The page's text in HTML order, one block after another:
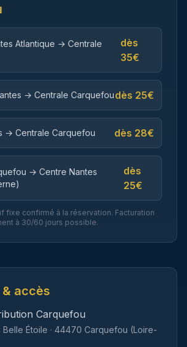
Atlantique → Centrale
dès
35€
→ Centrale Carquefoudès 25€
→ Centrale Carquefou dès 28€
→ Centre Nantes
dès
25€
fixe confirmé à la réservation. Facturation
à 30/60 jours possible.
accès
Carquefou
Étoile · 44470 Carquefou (Loire-